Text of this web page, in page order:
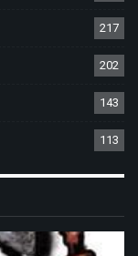
217
202
143
113